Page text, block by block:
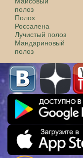
полоз
Полоз
Россалена
Лучистый полоз
Мандариновый
полоз